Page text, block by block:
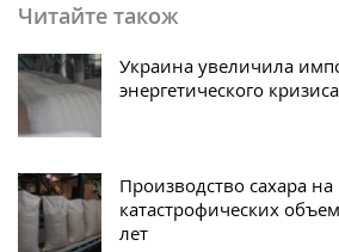
Читайте також
Украина увеличила
энергетического кризиса
Производство сахара
катастрофических
лет